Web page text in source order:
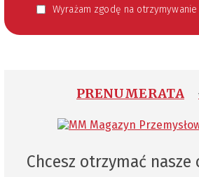
Wyrażam zgodę na otrzymywanie informacji handlowej kierowanej do mnie za pomocą środków komunikacji elektronicznej w szczególności poczty elektronicznej zgodnie z przepisem art. 10 ust 2 ustawy z dnia 18 lipca 2002 roku o świadczeniu usług drogą elektroniczną (Dz. U. 144 z 2002 r. poz. 1204). Zgoda jest dobrowolna, jednak jej
PRENUMERATA
Chcesz otrzymać nasze